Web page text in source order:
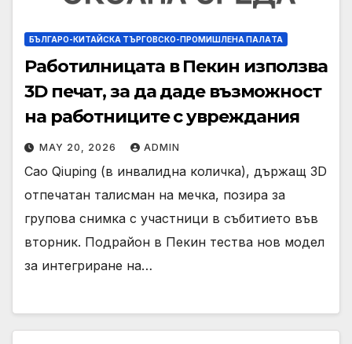
БЪЛГАРО-КИТАЙСКА ТЪРГОВСКО-ПРОМИШЛЕНА ПАЛAТА
Работилницата в Пекин използва
3D печат, за да даде възможност
на работниците с увреждания
MAY 20, 2026 ADMIN
Cao Qiuping (в инвалидна количка), държащ 3D
отпечатан талисман на мечка, позира за
групова снимка с участници в събитието във
вторник. Подрайон в Пекин тества нов модел
за интегриране на…